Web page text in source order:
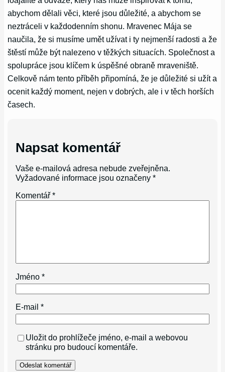
abychom dělali věci, které jsou důležité, a abychom se
neztráceli v každodenním shonu. Mravenec Mája se
naučila, že si musíme umět užívat i ty nejmenší radosti a že
štěstí může být nalezeno v těžkých situacích. Společnost a
spolupráce jsou klíčem k úspěšné obraně mraveniště.
Celkově nám tento příběh připomíná, že je důležité si užít a
ocenit každý moment, nejen v dobrých, ale i v těch horších
časech.
Napsat komentář
Vaše e-mailová adresa nebude zveřejněna.
Vyžadované informace jsou označeny*
Komentář*
Jméno*
E-mail*
Uložit do prohlížeče jméno, e-mail a webovou
stránku pro budoucí komentáře.